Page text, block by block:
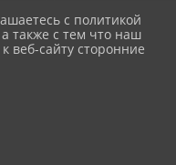
годы» ребята
исполняли
долг в
немало наших
выполнили свой
суровую
с политикой
также с тем что наш
веб-сайту сторонние